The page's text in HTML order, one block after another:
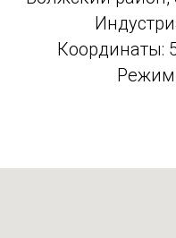
Координаты:
Режим